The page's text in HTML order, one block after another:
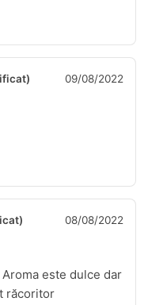
09/08/2022
08/08/2022
este dulce dar
răcoritor